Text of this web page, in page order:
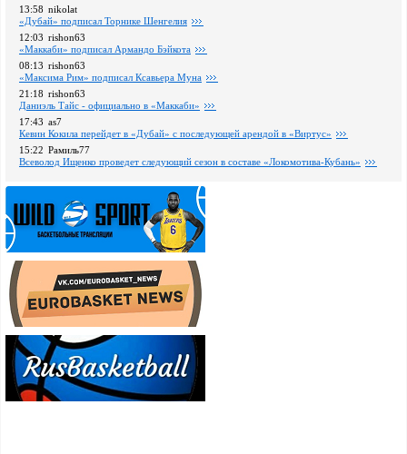
13:58 nikolat
«Дубай» подписал Торнике Шенгелия
12:03 rishon63
«Маккаби» подписал Армандо Бэйкота
08:13 rishon63
«Максима Рим» подписал Ксавьера Муна
21:18 rishon63
Даниэль Тайс - официально в «Маккаби»
17:43 as7
Кевин Кокила перейдет в «Дубай» с последующей арендой в «Виртус»
15:22 Рамиль77
Всеволод Ищенко проведет следующий сезон в составе «Локомотива-Кубань»